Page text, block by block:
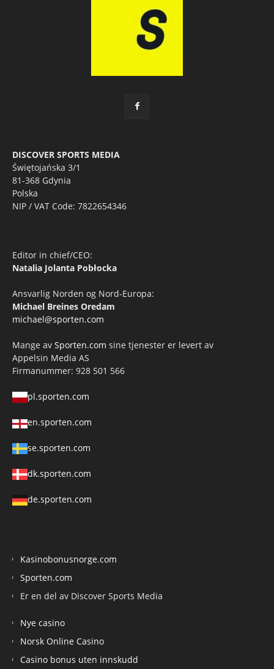
DISCOVER SPORTS MEDIA
Świętojańska 3/1
81-368 Gdynia
Polska
NIP / VAT Code: 7822654346
Editor in chief/CEO:
Natalia Jolanta Pobłocka
Ansvarlig Norden og Nord-Europa:
Michael Breines Oredam
michael@sporten.com
Mange av Sporten.com sine tjenester er levert av
Appelsin Media AS
Firmanummer: 928 501 566
pl.sporten.com
en.sporten.com
se.sporten.com
dk.sporten.com
de.sporten.com
Kasinobonusnorge.com
Sporten.com
Er en del av Discover Sports Media
Nye casino
Norsk Online Casino
Casino bonus uten innskudd